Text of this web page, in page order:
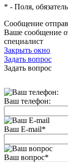
* - Поля,
Сообщение
Ваше сообщение
специалист
Закрыть окно
Задать вопрос
Задать вопрос
Ваш телефон:
Ваш E-mail*
Ваш вопрос*